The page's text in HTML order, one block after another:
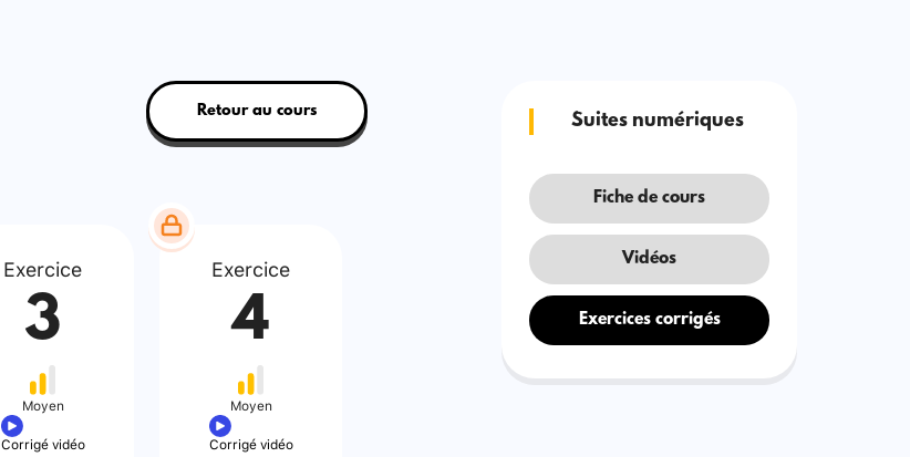
Retour au cours
Exercice
3
Moyen
Corrigé vidéo
Exercice
4
Moyen
Corrigé vidéo
Suites numériques
Fiche de cours
Vidéos
Exercices corrigés